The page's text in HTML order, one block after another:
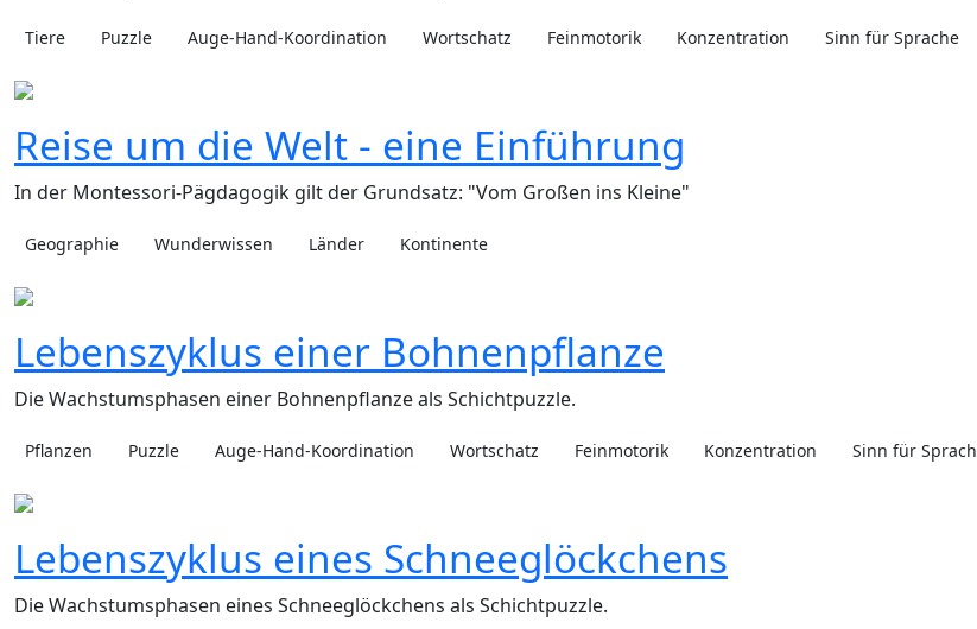
Tiere Puzzle Auge-Hand-Koordination Wortschatz Feinmotorik Konzentration Sinn für Sprache
Reise um die Welt - eine Einführung
In der Montessori-Pägdagogik gilt der Grundsatz: "Vom Großen ins Kleine"
Geographie Wunderwissen Länder Kontinente
Lebenszyklus einer Bohnenpflanze
Die Wachstumsphasen einer Bohnenpflanze als Schichtpuzzle.
Pflanzen Puzzle Auge-Hand-Koordination Wortschatz Feinmotorik Konzentration Sinn für
Lebenszyklus eines Schneeglöckchens
Die Wachstumsphasen eines Schneeglöckchens als Schichtpuzzle.